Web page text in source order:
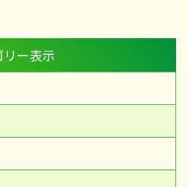
リー表示